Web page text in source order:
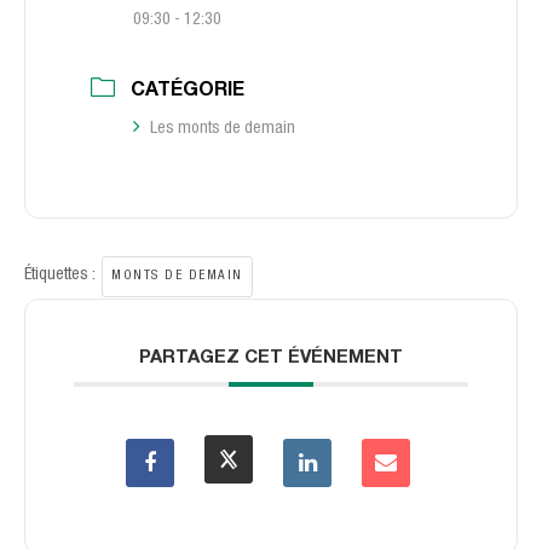
09:30 - 12:30
CATÉGORIE
Les monts de demain
Étiquettes : MONTS DE DEMAIN
PARTAGEZ CET ÉVÉNEMENT